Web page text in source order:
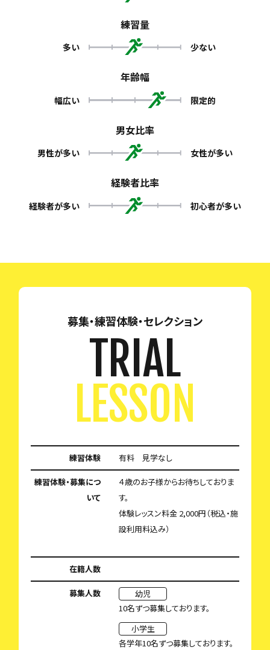
練習量
多い 少ない
年齢幅
幅広い 限定的
男女比率
男性が多い 女性が多い
経験者比率
経験者が多い 初心者が多い
募集・練習体験・セレクション
TRIAL
LESSON
練習体験 有料 見学なし
練習体験・募集につ
いて
４歳のお子様からお待ちしておりま
す。
体験レッスン料金 2,000円（税込・施
設利用料込み）
在籍人数
募集人数
幼児
10名ずつ募集しております。
小学生
各学年10名ずつ募集しております。